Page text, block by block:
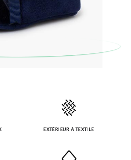
retourner votre paire
en utilisant l'étiquette fournie,
pour la taille ou le modèle
EXTÉRIEUR À TEXTILE